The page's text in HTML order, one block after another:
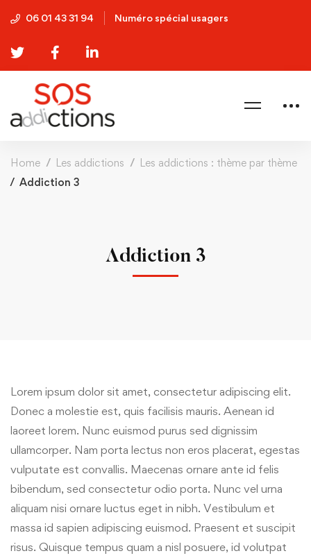
06 01 43 31 94 Numéro spécial usagers
Home Les addictions
Les addictions : thème par thème
Addiction 3
Addiction 3
Lorem ipsum dolor sit amet, consectetur adipiscing elit.
Donec a molestie est, quis facilisis mauris. Aenean id
laoreet lorem. Nunc euismod purus sed dignissim
ullamcorper. Nam porta lectus non eros placerat, egestas
vulputate est convallis. Maecenas ornare ante id felis
bibendum, sed consectetur odio porta. Nunc vel urna
aliquam nisi ornare luctus eget in nibh. Vestibulum et
massa id sapien adipiscing euismod. Praesent et suscipit
risus. Quisque tempus quam a nisl posuere, id volutpat